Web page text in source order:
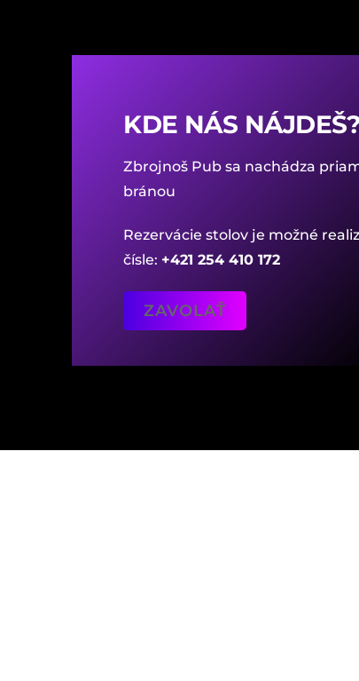
KDE NÁS NÁJDEŠ?
Zbrojnoš Pub sa nachádza
bránou
Rezervácie stolov je možné
čísle: +421 254 410 172
ZAVOLAŤ